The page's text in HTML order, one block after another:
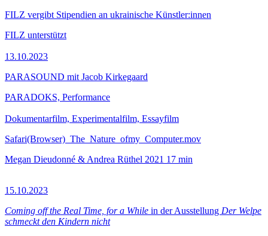
FILZ vergibt Stipendien an ukrainische Künstler:innen
FILZ unterstützt
13.10.2023
PARASOUND mit Jacob Kirkegaard
PARADOKS, Performance
Dokumentarfilm, Experimentalfilm, Essayfilm
Safari(Browser)_The_Nature_ofmy_Computer.mov
Megan Dieudonné & Andrea Rüthel 2021 17 min
15.10.2023
Coming off the Real Time, for a While in der Ausstellung Der Welpe
schmeckt den Kindern nicht